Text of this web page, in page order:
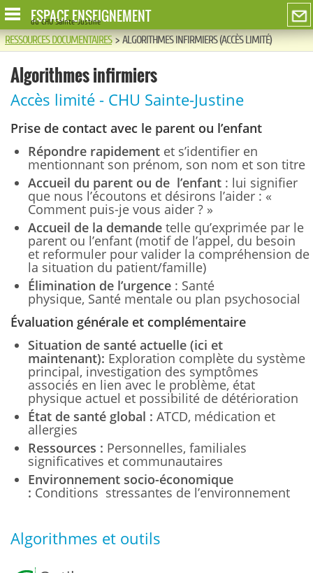
ESPACE ENSEIGNEMENT
du CHU Sainte-Justine
RESSOURCES DOCUMENTAIRES>ALGORITHMES INFIRMIERS (ACCÈS LIMITÉ)
Algorithmes infirmiers
Accès limité - CHU Sainte-Justine
Prise de contact avec le parent ou l’enfant
Répondre rapidement et s’identifier en
mentionnant son prénom, son nom et son titre
Accueil du parent ou de l’enfant : lui signifier
que nous l’écoutons et désirons l’aider : «
Comment puis-je vous aider ? »
Accueil de la demande telle qu’exprimée par le
parent ou l’enfant (motif de l’appel, du besoin
et reformuler pour valider la compréhension de
la situation du patient/famille)
Élimination de l’urgence : Santé
physique, Santé mentale ou plan psychosocial
Évaluation générale et complémentaire
Situation de santé actuelle (ici et
maintenant): Exploration complète du système
principal, investigation des symptômes
associés en lien avec le problème, état
physique actuel et possibilité de détérioration
État de santé global : ATCD, médication et
allergies
Ressources : Personnelles, familiales
significatives et communautaires
Environnement socio-économique
: Conditions stressantes de l’environnement
Algorithmes et outils